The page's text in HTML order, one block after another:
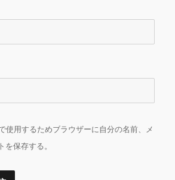
使用するためブラウザーに自分の名前、メ
を保存する。